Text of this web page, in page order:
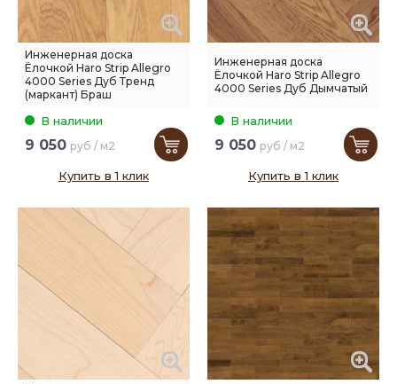
Инженерная доска
Ёлочкой Haro Strip Allegro
4000 Series Дуб Тренд
(маркант) Браш
В наличии
9 050 руб / м2
Купить в 1 клик
Инженерная доска
Ёлочкой Haro Strip Allegro
4000 Series Дуб Дымчатый
В наличии
9 050 руб / м2
Купить в 1 клик